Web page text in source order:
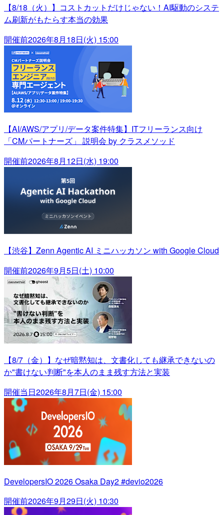
【8/18（火）】コストカットだけじゃない！AI駆動のシステ
ム刷新がもたらす本当の効果
開催前2026年8月18日(火) 15:00
【AI/AWS/アプリ/データ案件特集】ITフリーランス向け
「CMパートナーズ」 説明会 by クラスメソッド
開催前2026年8月12日(水) 19:00
【渋谷】Zenn Agentic AI ミニハッカソン with Google Cloud
開催前2026年9月5日(土) 10:00
【8/7（金）】なぜ暗黙知は、文書化しても継承できないの
か"書けない判断"を本人のまま残す方法と実装
開催当日2026年8月7日(金) 15:00
DevelopersIO 2026 Osaka Day2 #devio2026
開催前2026年9月29日(火) 10:30